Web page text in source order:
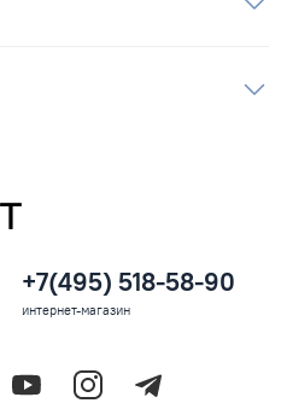
+7(495) 518-58-90
интернет-магазин